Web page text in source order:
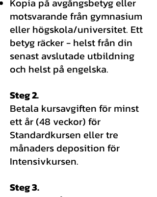
Kopia på avgångsbetyg eller
motsvarande från gymnasium
eller högskola/universitet. Ett
betyg räcker - helst från din
senast avslutade utbildning
och helst på engelska.
Steg 2.
Betala kursavgiften för minst
ett år (48 veckor) för
Standardkursen eller tre
månaders deposition för
Intensivkursen.
Steg 3.